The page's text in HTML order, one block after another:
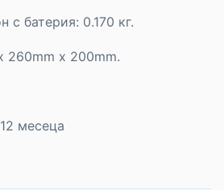
с батерия: 0.170 кг.
260mm x 200mm.
месеца